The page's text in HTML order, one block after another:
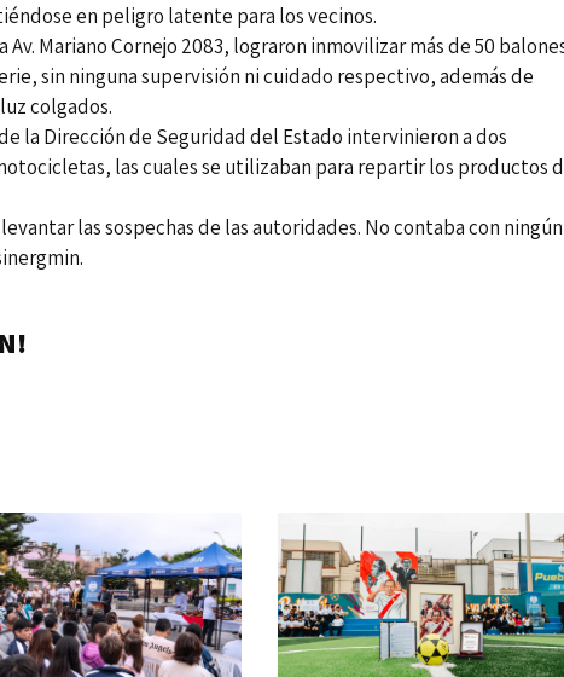
en peligro latente para los vecinos.
Mariano Cornejo 2083, lograron inmovilizar más de 50
sin ninguna supervisión ni cuidado respectivo, además de
colgados.
la Dirección de Seguridad del Estado intervinieron a dos
las cuales se utilizaban para repartir los productos
las sospechas de las autoridades. No contaba con ningún